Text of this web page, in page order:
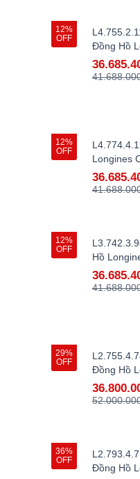
12%
OFF
Đồng Hồ
12%
OFF
Longines
12%
OFF
Hồ
29%
OFF
Đồng Hồ
36%
OFF
Đồng Hồ